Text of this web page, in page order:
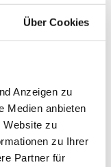
Über Cookies
Anzeigen zu
Medien anbieten
Website zu
zu Ihrer
Partner für
Mengen in
aufstehen